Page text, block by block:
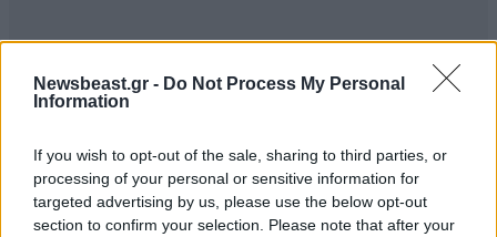
Newsbeast.gr - Do Not Process My Personal
Information
If you wish to opt-out of the sale, sharing to third parties, or
processing of your personal or sensitive information for
targeted advertising by us, please use the below opt-out
section to confirm your selection. Please note that after your